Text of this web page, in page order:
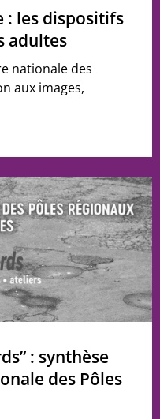
: les dispositifs
adultes
nationale des
aux images,
: synthèse
des Pôles